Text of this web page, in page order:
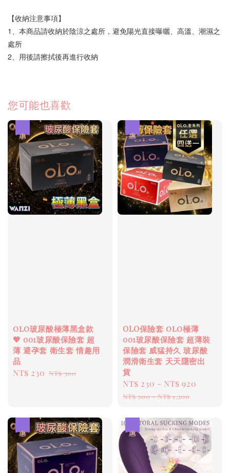
【收納注意事項】
1、本商品請收納於陰涼之處所，避免陽光直接曝曬、高溫、潮濕之
處所
2、用後請擦拭後再進行收納
您可能也喜歡
olo玻尿酸極薄黑盒款
🖤 001玻尿酸保險套 超
薄 避孕套 衛生套 情趣用
品
Sale
NT$ 230 Regular
NT$ 300
OLO保險套 olo極薄
001玻尿酸保險套 超薄裝
保險套 威猛持久 玻尿酸
潤滑衛生套 天天隱密出
貨
Sale
price
NT$ 230 - NT$ 920
NT$ 300-NT$ 1,200